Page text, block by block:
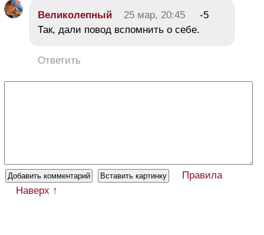
Великолепный 25 мар, 20:45
-5
Так, дали повод вспомнить о себе.
Ответить
Правила
Наверх ↑